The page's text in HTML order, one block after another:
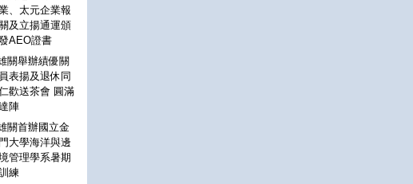
、太元企業報
及立揚通運頒
AEO證書
關舉辦績優關
員表揚及退休同
歡送茶會 圓滿
陣
關首辦國立金
門大學海洋與邊
管理學系暑期
練